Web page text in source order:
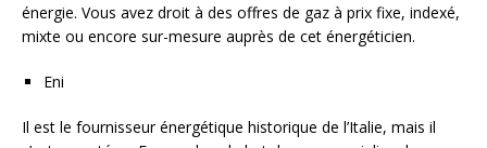
énergie. Vous avez droit à des offres de gaz à prix fixe, indexé,
mixte ou encore sur-mesure auprès de cet énergéticien.
Eni
Il est le fournisseur énergétique historique de l’Italie, mais il